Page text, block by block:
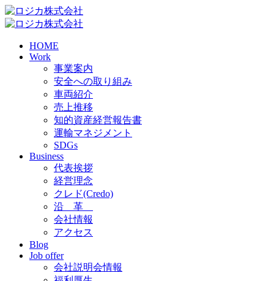
HOME
Work
事業案内
安全への取り組み
車両紹介
売上推移
知的資産経営報告書
運輸マネジメント
SDGs
Business
代表挨拶
経営理念
クレド(Credo)
沿 革
会社情報
アクセス
Blog
Job offer
会社説明会情報